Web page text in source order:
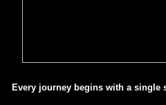
Every journey begins with a single